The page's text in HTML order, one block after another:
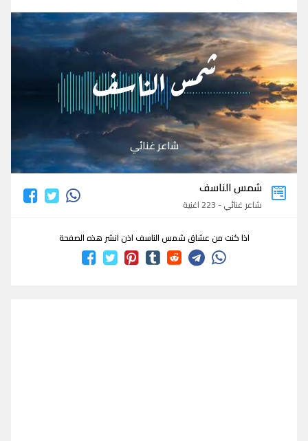
شمس الناسف
شاعر غنائي
شمس الناسف
شاعر غنائي - 223 اغنية
اذا كنت من عشاق شمس الناسف اذن انشر هذه الصفحة